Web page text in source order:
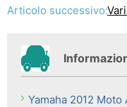
Articolo successivo:
Yamaha 2012 Moto